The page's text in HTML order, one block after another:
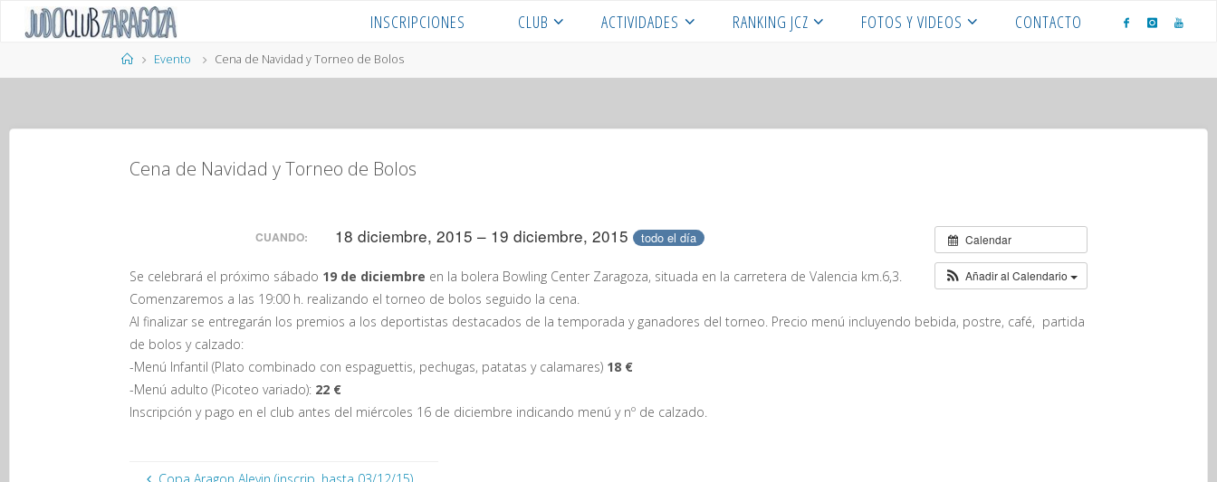
Saltar
INSCRIPCIONES CLUB ACTIVIDADES RANKING JCZ FOTOS Y VIDEOS CONTACTO
Página
de
Evento Cena de Navidad y Torneo de Bolos
Cena de Navidad y Torneo de Bolos
Calendar
Añadir al Calendario
CUANDO: 18 diciembre, 2015 – 19 diciembre, 2015 todo el día
Se celebrará el próximo sábado 19 de diciembre en la bolera Bowling Center Zaragoza, situada en la carretera de Valencia km.6,3.
Comenzaremos a las 19:00 h. realizando el torneo de bolos seguido la cena.
Al finalizar se entregarán los premios a los deportistas destacados de la temporada y ganadores del torneo. Precio menú incluyendo bebida, postre, café, partida
de bolos y calzado:
-Menú Infantil (Plato combinado con espaguettis, pechugas, patatas y calamares) 18 €
-Menú adulto (Picoteo variado): 22 €
Inscripción y pago en el club antes del miércoles 16 de diciembre indicando menú y nº de calzado.